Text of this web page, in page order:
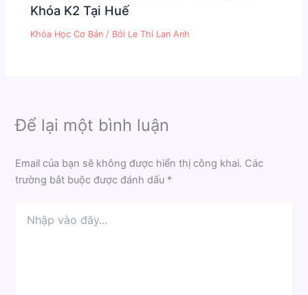
Khóa K2 Tại Huế
Khóa Học Cơ Bản / Bởi Le Thi Lan Anh
Để lại một bình luận
Email của bạn sẽ không được hiển thị công khai. Các
trường bắt buộc được đánh dấu *
vào